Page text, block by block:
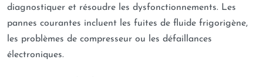
diagnostiquer et résoudre les dysfonctionnements. Les
pannes courantes incluent les fuites de fluide frigorigène,
les problèmes de compresseur ou les défaillances
électroniques.